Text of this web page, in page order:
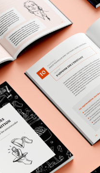
EDITION
De recettes